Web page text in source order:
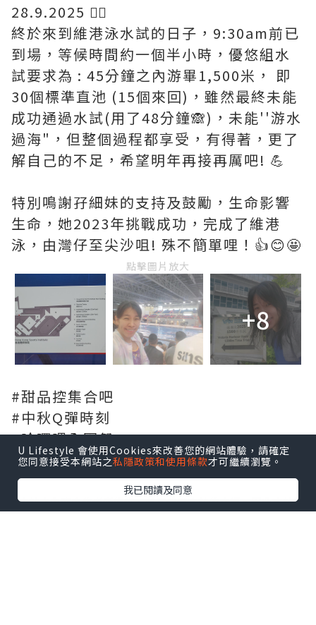
28.9.2025 🏊‍♀️
終於來到維港泳水試的日子，9:30am前已
到場，等候時間約一個半小時，優悠組水
試要求為 : 45分鐘之內游畢1,500米， 即
30個標準直池 (15個來回)，雖然最終未能
成功通過水試(用了48分鐘🙈)，未能''游水
過海"，但整個過程都享受，有得著，更了
解自己的不足，希望明年再接再厲吧! 💪
特別鳴謝孖細妹的支持及鼓勵，生命影響
生命，她2023年挑戰成功，完成了維港
泳，由灣仔至尖沙咀! 殊不簡單哩！👍😊🤩
點擊圖片放大
+8
#甜品控集合吧
#中秋Q彈時刻
#哈囉喂全園祭
*本站之內容由作者所提供，並不代表本站的立場。因此本站對
所有博客的立場、真實性、準確性及完整性不負任何法律責
U Lifestyle 會使用Cookies來改善您的網站體驗，請確定
您同意接受本網站之私隱政策和使用條款才可繼續瀏覽。
我已閱讀及同意